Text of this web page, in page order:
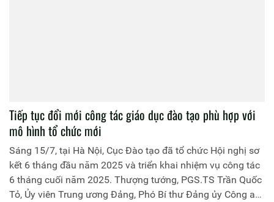
Tiếp tục đổi mới công tác giáo dục đào tạo phù hợp với
mô hình tổ chức mới
Sáng 15/7, tại Hà Nội, Cục Đào tạo đã tổ chức Hội nghị sơ
kết 6 tháng đầu năm 2025 và triển khai nhiệm vụ công tác
6 tháng cuối năm 2025. Thượng tướng, PGS.TS Trần Quốc
Tỏ, Ủy viên Trung ương Đảng, Phó Bí thư Đảng ủy Công an